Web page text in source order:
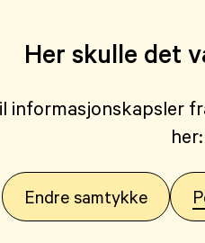
Her skulle det
her:
Endre samtykke